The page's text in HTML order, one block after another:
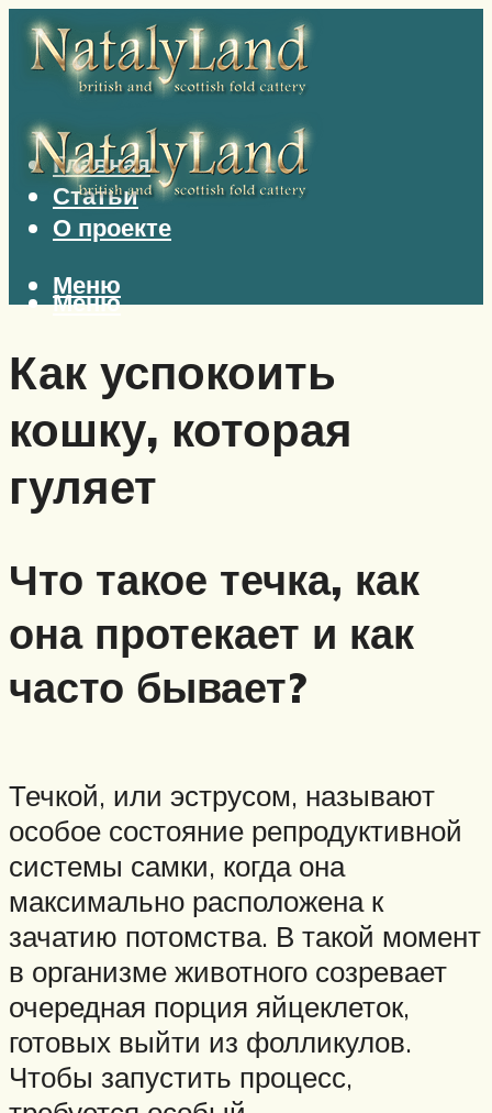
Главная
Статьи
О проекте
Меню
Меню
Как успокоить
кошку, которая
гуляет
Что такое течка, как
она протекает и как
часто бывает?
Течкой, или эструсом, называют
особое состояние репродуктивной
системы самки, когда она
максимально расположена к
зачатию потомства. В такой момент
в организме животного созревает
очередная порция яйцеклеток,
готовых выйти из фолликулов.
Чтобы запустить процесс,